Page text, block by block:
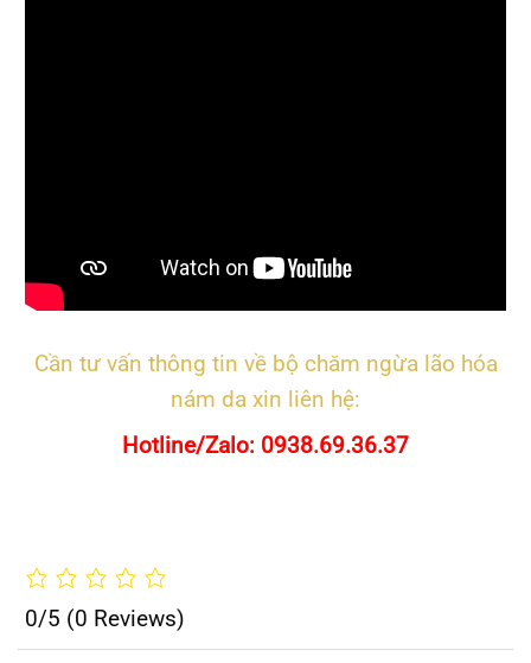
0/5
Cần tư vấn thông tin về bộ chăm ngừa lão hóa
nám da xin liên hệ:
Hotline/Zalo: 0938.69.36.37
0/5 (0 Reviews)